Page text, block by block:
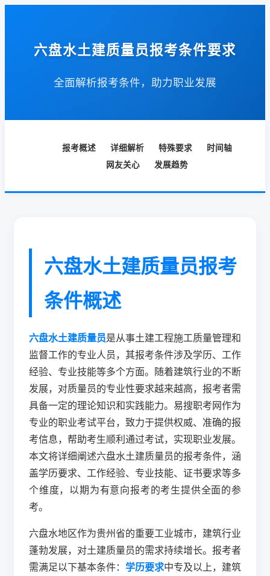
六盘水土建质量员报考条件要求
全面解析报考条件，助力职业发展
报考概述 详细解析 特殊要求
时间轴
网友关心
发展趋势
六盘水土建质量员报考
条件概述
六盘水土建质量员是从事土建工程施工质量管理和
监督工作的专业人员，其报考条件涉及学历、工作
经验、专业技能等多个方面。随着建筑行业的不断
发展，对质量员的专业性要求越来越高，报考者需
具备一定的理论知识和实践能力。易搜职考网作为
专业的职业考试平台，致力于提供权威、准确的报
考信息，帮助考生顺利通过考试，实现职业发展。
本文将详细阐述六盘水土建质量员的报考条件，涵
盖学历要求、工作经验、专业技能、证书要求等多
个维度，以期为有意向报考的考生提供全面的参
考。
六盘水地区作为贵州省的重要工业城市，建筑行业
蓬勃发展，对土建质量员的需求持续增长。报考者
需满足以下基本条件： 学历要求中专及以上，建筑